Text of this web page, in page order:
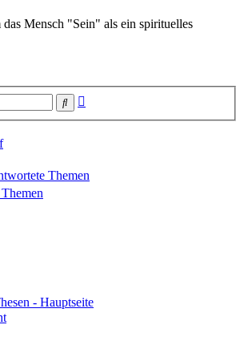
Mensch "Sein" als ein spirituelles
Suche
Themen
- Hauptseite